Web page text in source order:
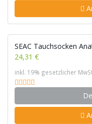
SEAC Tauchsocken
24,31 €
inkl. 19% gesetzlicher